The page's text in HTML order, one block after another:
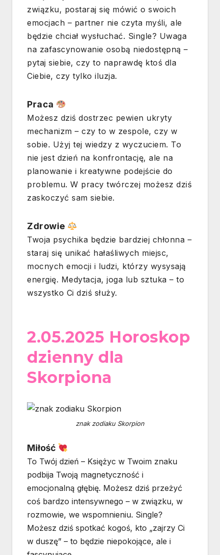
związku, postaraj się mówić o swoich
emocjach – partner nie czyta myśli, ale
będzie chciał wysłuchać. Single? Uwaga
na zafascynowanie osobą niedostępną –
pytaj siebie, czy to naprawdę ktoś dla
Ciebie, czy tylko iluzja.
Praca
Możesz dziś dostrzec pewien ukryty
mechanizm – czy to w zespole, czy w
sobie. Użyj tej wiedzy z wyczuciem. To
nie jest dzień na konfrontację, ale na
planowanie i kreatywne podejście do
problemu. W pracy twórczej możesz dziś
zaskoczyć sam siebie.
Zdrowie
Twoja psychika będzie bardziej chłonna –
staraj się unikać hałaśliwych miejsc,
mocnych emocji i ludzi, którzy wysysają
energię. Medytacja, joga lub sztuka – to
wszystko Ci dziś służy.
2.05.2025 Horoskop
dzienny dla
Skorpiona
znak zodiaku Skorpion
Miłość
To Twój dzień – Księżyc w Twoim znaku
podbija Twoją magnetyczność i
emocjonalną głębię. Możesz dziś przeżyć
coś bardzo intensywnego – w związku, w
rozmowie, we wspomnieniu. Single?
Możesz dziś spotkać kogoś, kto „zajrzy Ci
w duszę” – to będzie niepokojące, ale i